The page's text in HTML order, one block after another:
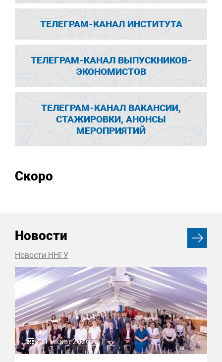
ТЕЛЕГРАМ-КАНАЛ ИНСТИТУТА
ТЕЛЕГРАМ-КАНАЛ ВЫПУСКНИКОВ-
ЭКОНОМИСТОВ
ТЕЛЕГРАМ-КАНАЛ ВАКАНСИИ,
СТАЖИРОВКИ, АНОНСЫ
МЕРОПРИЯТИЙ
Скоро
Новости
Новости ННГУ
31 июля 2026